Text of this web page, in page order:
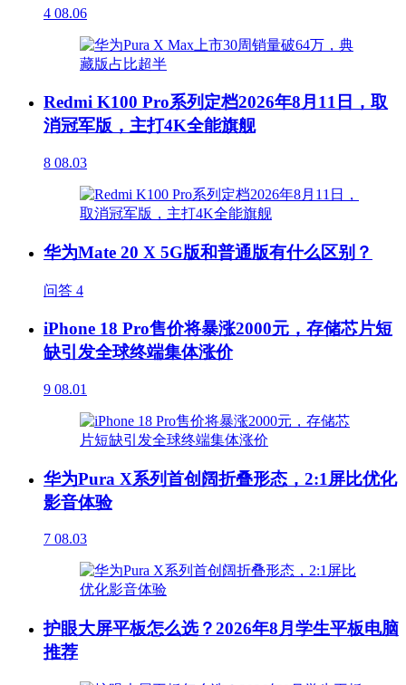
4 08.06
Redmi K100 Pro系列定档2026年8月11日，取
消冠军版，主打4K全能旗舰
8 08.03
华为Mate 20 X 5G版和普通版有什么区别？
问答 4
iPhone 18 Pro售价将暴涨2000元，存储芯片短
缺引发全球终端集体涨价
9 08.01
华为Pura X系列首创阔折叠形态，2:1屏比优化
影音体验
7 08.03
护眼大屏平板怎么选？2026年8月学生平板电脑
推荐